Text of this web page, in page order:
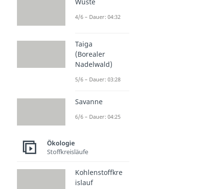
4/6 – Dauer: 04:32
Taiga
(Borealer
Nadelwald)
5/6 – Dauer: 03:28
Savanne
6/6 – Dauer: 04:25
Ökologie
Stoffkreisläufe
Kohlenstoffkre
islauf